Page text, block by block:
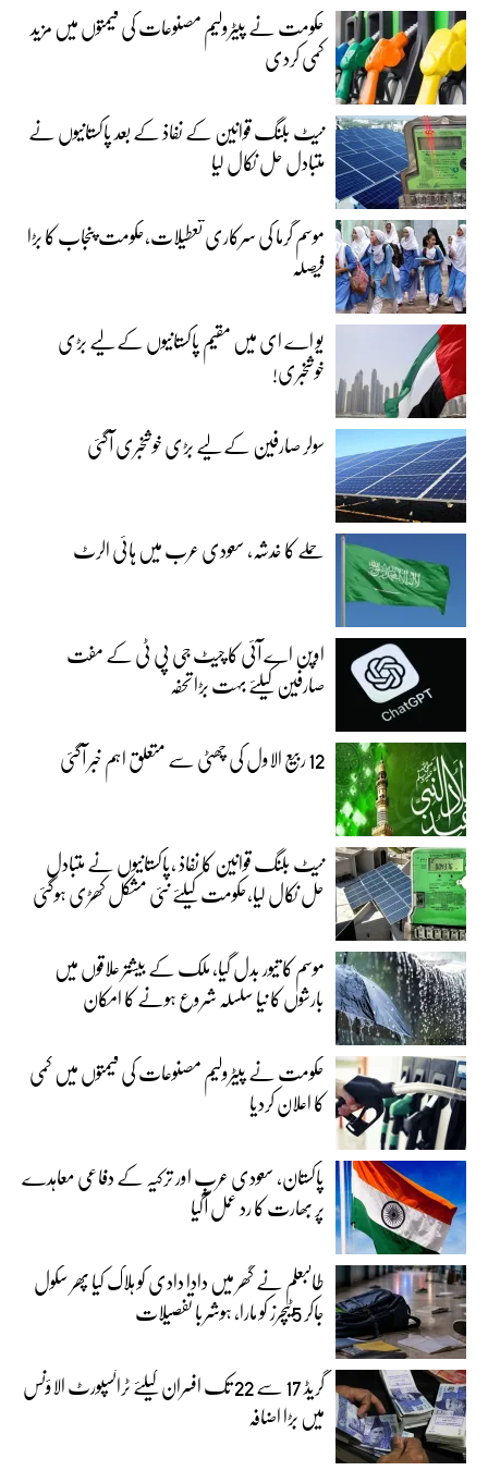
حکومت نے پیٹرولیم مصنوعات کی قیمتوں میں مزید
کمی کردی
نیٹ بلنگ قوانین کے نفاذ کے بعد پاکستانیوں نے
متبادل حل نکال لیا
موسم گرما کی سرکاری تعطیلات،حکومت پنجاب کا بڑا
فیصلہ
یو اے ای میں مقیم پاکستانیوں کے لیے بڑی
خوشخبری!
سولر صارفین کے لیے بڑی خوشخبری آگئی
حملے کا خدشہ، سعودی عرب میں ہائی الرٹ
اوپن اے آئی کا چیٹ جی پی ٹی کے مفت
صارفین کیلئے بہت بڑا تحفہ
12 ربیع الاول کی چھٹی سے متعلق اہم خبر آگئی
نیٹ بلنگ قوانین کا نفاذ ،پاکستانیوں نے متبادل
حل نکال لیا،حکومت کیلئے نئی مشکل کھڑی ہوگئی
موسم کا تیور بدل گیا، ملک کے بیشتر علاقوں میں
بارشوں کا نیا سلسلہ شروع ہونے کا امکان
حکومت نے پیٹرولیم مصنوعات کی قیمتوں میں کمی
کا اعلان کردیا
پاکستان، سعودی عرب اور ترکیہ کے دفاعی معاہدے
پر بھارت کا رد عمل آگیا
طالبعلم نے گھر میں دادا دادی کو ہلاک کیا پھر سکول
جاکر 5ٹیچرز کو مارا، ہوشربا تفصیلات
گریڈ 17 سے 22 تک افسران کیلئے ٹرانسپورٹ الاؤنس
میں بڑا اضافہ